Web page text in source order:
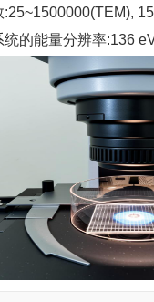
:25~1500000(TEM),
的能量分辨率:136 eV